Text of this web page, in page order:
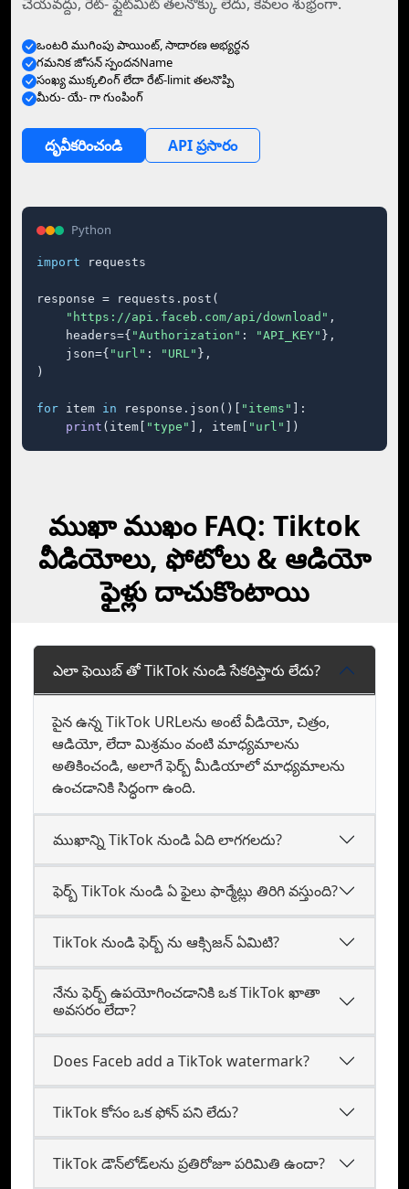
ఒంటరి ముగింపు పాయింట్, సాదారణ అభ్యర్ధన
గమనిక జోసన్ స్పందనName
సంఖ్య ముక్కలింగ్ లేదా రేట్-limit తలనొప్పి
మీరు- యే- గా గుంపింగ్
దృవీకరించండి API ప్రసారం
Python
import requests
response = requests.post(
"https://api.faceb.com/api/download" ,
    headers={
"Authorization" : "API_KEY" },
    json={
"url" : "URL" },
)
for item in response.json()[ "items"
]:
print (item[ "type" ], item[ "url" ])
ముఖా ముఖం FAQ: Tiktok
వీడియోలు, ఫోటోలు & ఆడియో
ఫైళ్లు దాచుకొంటాయి
ఎలా ఫెయిబ్ తో TikTok నుండి సేకరిస్తారు లేదు?
పైన ఉన్న TikTok URLలను అంటే వీడియో, చిత్రం,
ఆడియో, లేదా మిశ్రమం వంటి మాధ్యమాలను
అతికించండి, అలాగే ఫెర్బ్‌ మీడియాలో మాధ్యమాలను
ఉంచడానికి సిద్ధంగా ఉంది.
ముఖాన్ని TikTok నుండి ఏది లాగగలదు?
ఫెర్బ్ TikTok నుండి ఏ ఫైలు ఫార్మేట్లు తిరిగి వస్తుంది?
TikTok నుండి ఫెర్బ్ ను ఆక్సిజన్ ఏమిటి?
నేను ఫెర్బ్ ఉపయోగించడానికి ఒక TikTok ఖాతా
అవసరం లేదా?
Does Faceb add a TikTok watermark?
TikTok కోసం ఒక ఫోన్ పని లేదు?
TikTok డౌన్‌లోడ్‌లను ప్రతిరోజూ పరిమితి ఉందా?